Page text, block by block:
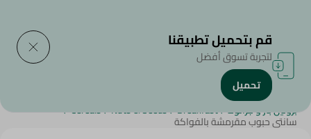
الرئيسية/سناكس وحلويات
بروتين بار و جرانولا/
Breakfast
/
Nuts & Seeds
/
Cereals
/
سانتى حبوب مقرمشة بالفواكة
قم بتحميل تطبيقنا
لتجربة تسوق أفضل
تحميل